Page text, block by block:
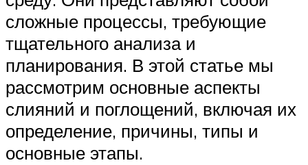
сложные процессы, требующие
тщательного анализа и
планирования. В этой статье мы
рассмотрим основные аспекты
слияний и поглощений, включая их
определение, причины, типы и
основные этапы.